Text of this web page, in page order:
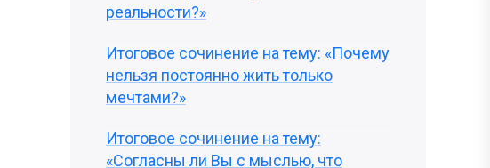
реальности?»
Итоговое сочинение на тему: «Почему
нельзя постоянно жить только
мечтами?»
Итоговое сочинение на тему:
«Согласны ли Вы с мыслью, что